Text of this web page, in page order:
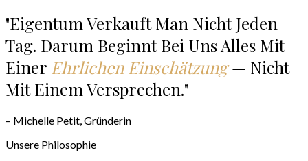
"Eigentum Verkauft Man Nicht Jeden
Tag. Darum Beginnt Bei Uns Alles Mit
Einer Ehrlichen Einschätzung — Nicht
Mit Einem Versprechen."
– Michelle Petit, Gründerin
Unsere Philosophie